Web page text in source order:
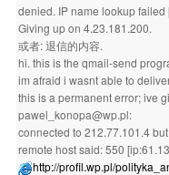
denied. IP name lookup
Giving up on 4.23.181.200.
或者: 退信的内容.
hi. this is the qmail-send
im afraid i wasnt able to
this is a permanent error; ive
pawel_konopa@wp.pl:
connected to 212.77.101.4
remote host said: 550
http://profil.wp.pl/